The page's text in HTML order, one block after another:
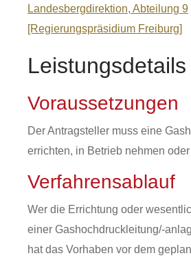
Landesbergdirektion, Abteilung 9
[Regierungspräsidium Freiburg]
Leistungsdetails
Voraussetzungen
Der Antragsteller muss eine
errichten, in Betrieb nehmen
Verfahrensablauf
Wer die Errichtung oder
einer Gashochdruckleitung/-
hat das Vorhaben vor dem